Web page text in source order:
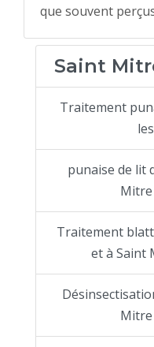
que souvent
Saint
Traitement
punaise de lit
Mitre
Traitement
et à Saint
Mitre